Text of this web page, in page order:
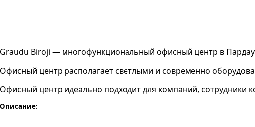
Graudu Biroji — многофункциональный офисный центр в
Офисный центр располагает светлыми и современно
Офисный центр идеально подходит для компаний,
Описание: